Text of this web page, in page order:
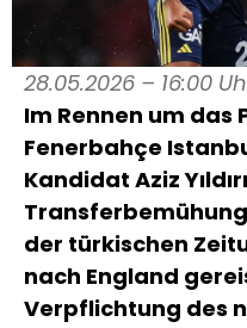
28.05.2026 – 16:00
Im Rennen um
Fenerbahçe
Kandidat Aziz
der türkischen
nach England
Verpflichtung des